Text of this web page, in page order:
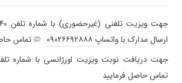
برخورد
بسیار با حوصله
بسیاردکترخوش اخلاق وباتجربه
گزگز پا
جهت ویزیت تلفنی (غیرحضوری) با شماره تلفن
ارسال مدارک با واتساپ ۰۹۰۲۶۶۹۲۸۸۸
تماس
جهت دریافت نوبت ویزیت اورژانسی با شماره
تماس حاصل فرمایید